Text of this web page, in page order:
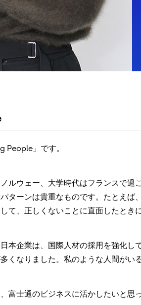
People」です。
ルウェー、大学時代はフランスで
ターンは貴重なものです。たとえ
て、正しくないことに直面したとき
本企業は、国際人材の採用を強化
くなりました。私のような人間がい
富士通のビジネスに活かしたいと思